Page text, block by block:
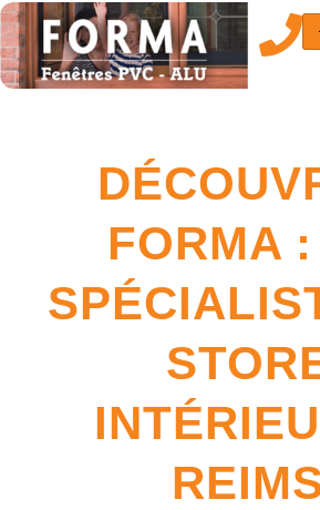
Aller
au
contenu
FORMA